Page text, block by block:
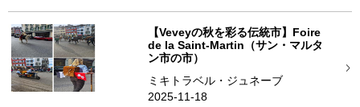
【Veveyの秋を彩る伝統市】Foire
de la Saint-Martin（サン・マルタ
ン市の市）
ミキトラベル・ジュネーブ
2025-11-18